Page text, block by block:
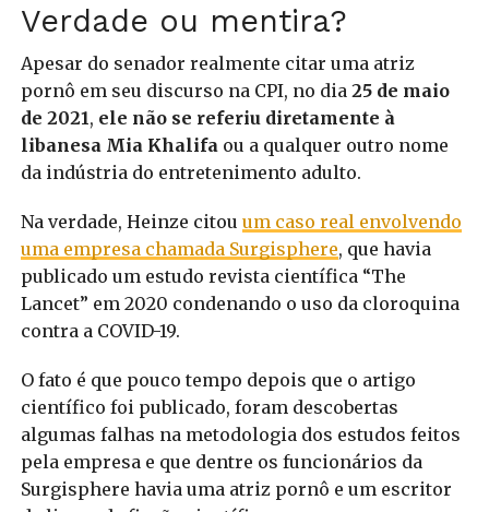
Verdade ou mentira?
Apesar do senador realmente citar uma atriz
pornô em seu discurso na CPI, no dia 25 de maio
de 2021, ele não se referiu diretamente à
libanesa Mia Khalifa ou a qualquer outro nome
da indústria do entretenimento adulto.
Na verdade, Heinze citou um caso real envolvendo
uma empresa chamada Surgisphere, que havia
publicado um estudo revista científica “The
Lancet” em 2020 condenando o uso da cloroquina
contra a COVID-19.
O fato é que pouco tempo depois que o artigo
científico foi publicado, foram descobertas
algumas falhas na metodologia dos estudos feitos
pela empresa e que dentre os funcionários da
Surgisphere havia uma atriz pornô e um escritor